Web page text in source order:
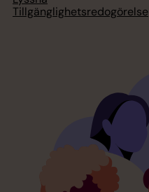
Tillgänglighetsredogörelse